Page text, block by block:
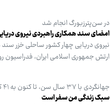
در سن‌پترزبورگ انجام شد
امضای سند همکاری راهبردی نیروی
نیروی دریایی چهار کشور ساحلی خزر
ارتش جمهوری اسلامی ایران، فدراسیون
جهانگردی با ۳۷ سال سن، تا کنون به ۴۱ کشور دنیا سفر کرده است
سبک زندگی من سفر است